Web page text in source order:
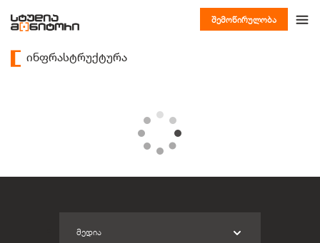
შემოწირულობა
ინფრასტრუქტურა
ᲛᲔᲓᲘᲐ